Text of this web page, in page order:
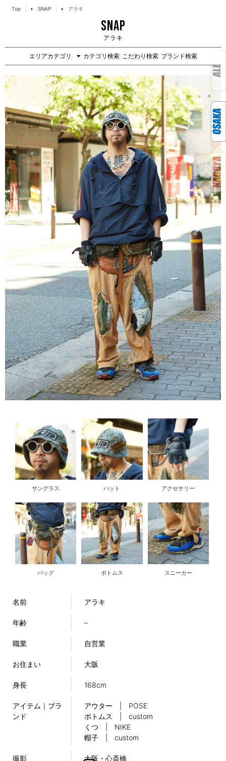
Top SNAP アラキ
SNAP
アラキ
エリアカテゴリ カテゴリ検索 こだわり検索 ブランド検索
サングラス ハット アクセサリー
バッグ ボトムス スニーカー
名前 アラキ
年齢 –
職業 自営業
お住まい 大阪
身長 168cm
アイテム｜ブラ
ンド
アウター | POSE
ボトムス | custom
くつ | NIKE
帽子 | custom
撮影
大阪・心斎橋